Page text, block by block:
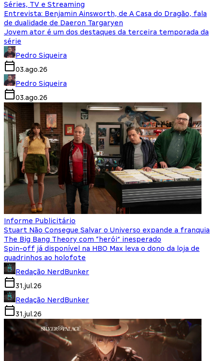
Séries, TV e Streaming
Entrevista: Benjamin Ainsworth, de A Casa do Dragão, fala
de dualidade de Daeron Targaryen
Jovem ator é um dos destaques da terceira temporada da
série
Pedro Siqueira
03.ago.26
Pedro Siqueira
03.ago.26
Informe Publicitário
Stuart Não Consegue Salvar o Universo expande a franquia
The Big Bang Theory com “herói” inesperado
Spin-off já disponível na HBO Max leva o dono da loja de
quadrinhos ao holofote
Redação NerdBunker
31.jul.26
Redação NerdBunker
31.jul.26